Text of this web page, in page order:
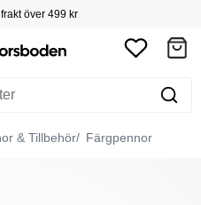
över 499 kr
& Tillbehör Färgpennor